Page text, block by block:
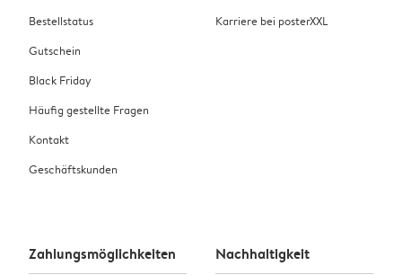
Bestellstatus
Gutschein
Black Friday
Häufig gestellte Fragen
Kontakt
Geschäftskunden
Karriere bei posterXXL
Zahlungsmöglichkeiten Nachhaltigkeit